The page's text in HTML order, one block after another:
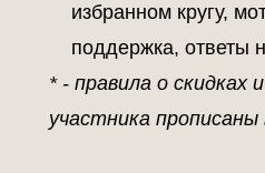
избранном кругу,
поддержка, ответы
* - правила о скидках
участника